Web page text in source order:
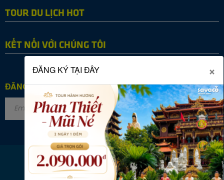
TOUR DU LỊCH HOT
KẾT NỐI VỚI CHÚNG TÔI
ĐĂNG KÝ NHẬN TIN
Copyright © 2022 SAVACO TOURIST. All rights reserved.
Online: 32 | Tháng: 26460 | Tổng: 2867093
ĐĂNG KÝ TẠI ĐÂY ×